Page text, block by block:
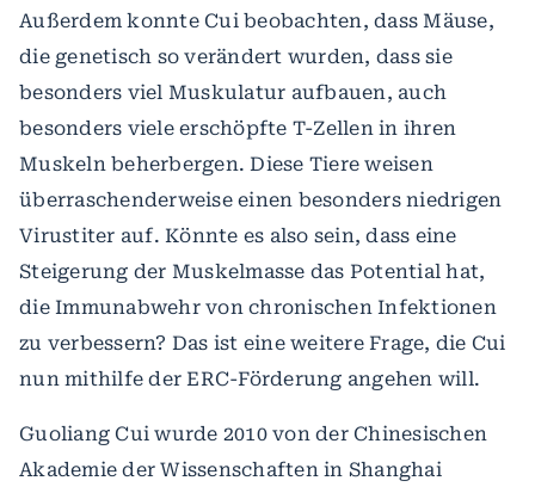
Außerdem konnte Cui beobachten, dass Mäuse,
die genetisch so verändert wurden, dass sie
besonders viel Muskulatur aufbauen, auch
besonders viele erschöpfte T-Zellen in ihren
Muskeln beherbergen. Diese Tiere weisen
überraschenderweise einen besonders niedrigen
Virustiter auf. Könnte es also sein, dass eine
Steigerung der Muskelmasse das Potential hat,
die Immunabwehr von chronischen Infektionen
zu verbessern? Das ist eine weitere Frage, die Cui
nun mithilfe der ERC-Förderung angehen will.
Guoliang Cui wurde 2010 von der Chinesischen
Akademie der Wissenschaften in Shanghai